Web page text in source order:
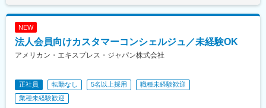
Ｒ河内永和駅、みなと元町駅、山陽姫路駅、田町駅(岡山県)、家庭
裁判所前駅、高松駅(香川県)、宮田町駅、高知駅前駅、平和通駅、
駅、葭川公園駅、馬車道駅、御成門駅、新宿西口駅、稲荷町駅(東
京都)、品川駅、電鉄富山駅・エスタ前駅、坂下町駅、福井城址大
NEW
法人会員向けカスタマーコンシェルジュ／未経験OK
アメリカン・エキスプレス・ジャパン株式会社
正社員 転勤なし 5名以上採用
職種未経験歓迎
業種未経験歓迎